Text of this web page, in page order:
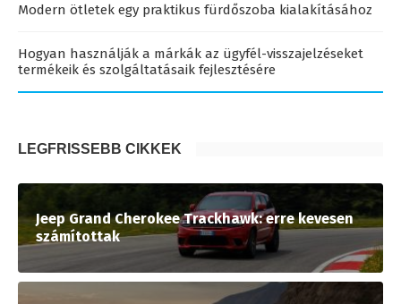
Modern ötletek egy praktikus fürdőszoba kialakításához
Hogyan használják a márkák az ügyfél-visszajelzéseket
termékeik és szolgáltatásaik fejlesztésére
LEGFRISSEBB CIKKEK
Jeep Grand Cherokee Trackhawk: erre kevesen
számítottak